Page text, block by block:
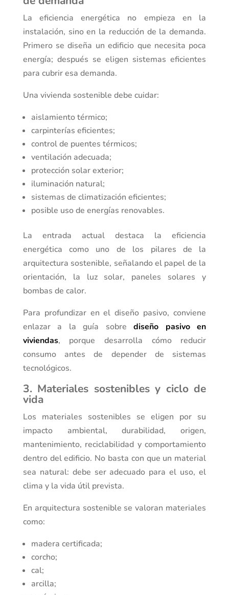
La eficiencia energética no empieza en la
instalación, sino en la reducción de la demanda.
Primero se diseña un edificio que necesita poca
energía; después se eligen sistemas eficientes
para cubrir esa demanda.
Una vivienda sostenible debe cuidar:
aislamiento térmico;
carpinterías eficientes;
control de puentes térmicos;
ventilación adecuada;
protección solar exterior;
iluminación natural;
sistemas de climatización eficientes;
posible uso de energías renovables.
La entrada actual destaca la eficiencia
energética como uno de los pilares de la
arquitectura sostenible, señalando el papel de la
orientación, la luz solar, paneles solares y
bombas de calor.
Para profundizar en el diseño pasivo, conviene
enlazar a la guía sobrediseño pasivo en
viviendas, porque desarrolla cómo reducir
consumo antes de depender de sistemas
tecnológicos.
3. Materiales sostenibles y ciclo de
vida
Los materiales sostenibles se eligen por su
impacto ambiental, durabilidad, origen,
mantenimiento, reciclabilidad y comportamiento
dentro del edificio. No basta con que un material
sea natural: debe ser adecuado para el uso, el
clima y la vida útil prevista.
En arquitectura sostenible se valoran materiales
como:
madera certificada;
corcho;
cal;
arcilla;